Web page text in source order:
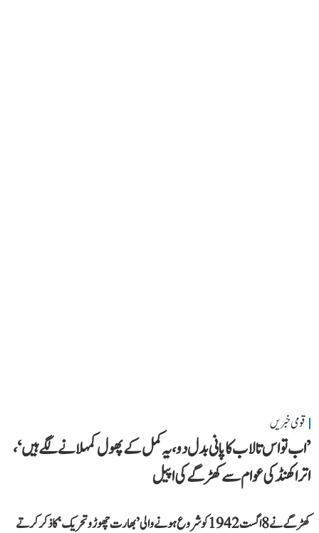
قومی خبریں
’اب تو اس تالاب کا پانی بدل دو، یہ کمل کے پھول کمہلانے لگے ہیں‘،
اتراکھنڈ کی عوام سے کھڑگے کی اپیل
کھڑگے نے 8 اگست 1942 کو شروع ہونے والی ’بھارت چھوڑو تحریک‘ کا ذکر کرتے